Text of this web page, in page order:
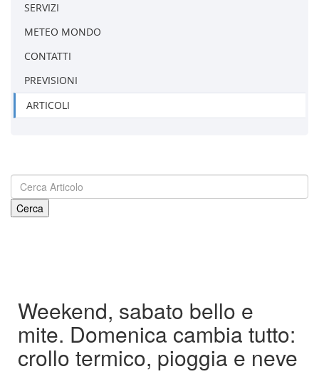
SERVIZI
METEO MONDO
CONTATTI
PREVISIONI
ARTICOLI
Weekend, sabato bello e
mite. Domenica cambia tutto:
crollo termico, pioggia e neve